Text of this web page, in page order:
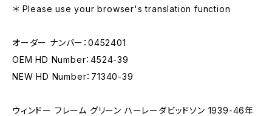
＊ Please use your browser's translation function
オーダー ナンバー：0452401
OEM HD Number：4524-39
NEW HD Number：71340-39
ウィンドー フレーム グリーン ハーレーダビッドソン 1939-46年